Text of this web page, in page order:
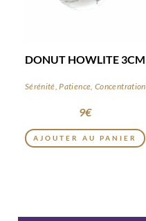
DONUT HOWLITE 3CM
Sérénité, Patience, Concentration
9€
AJOUTER AU PANIER